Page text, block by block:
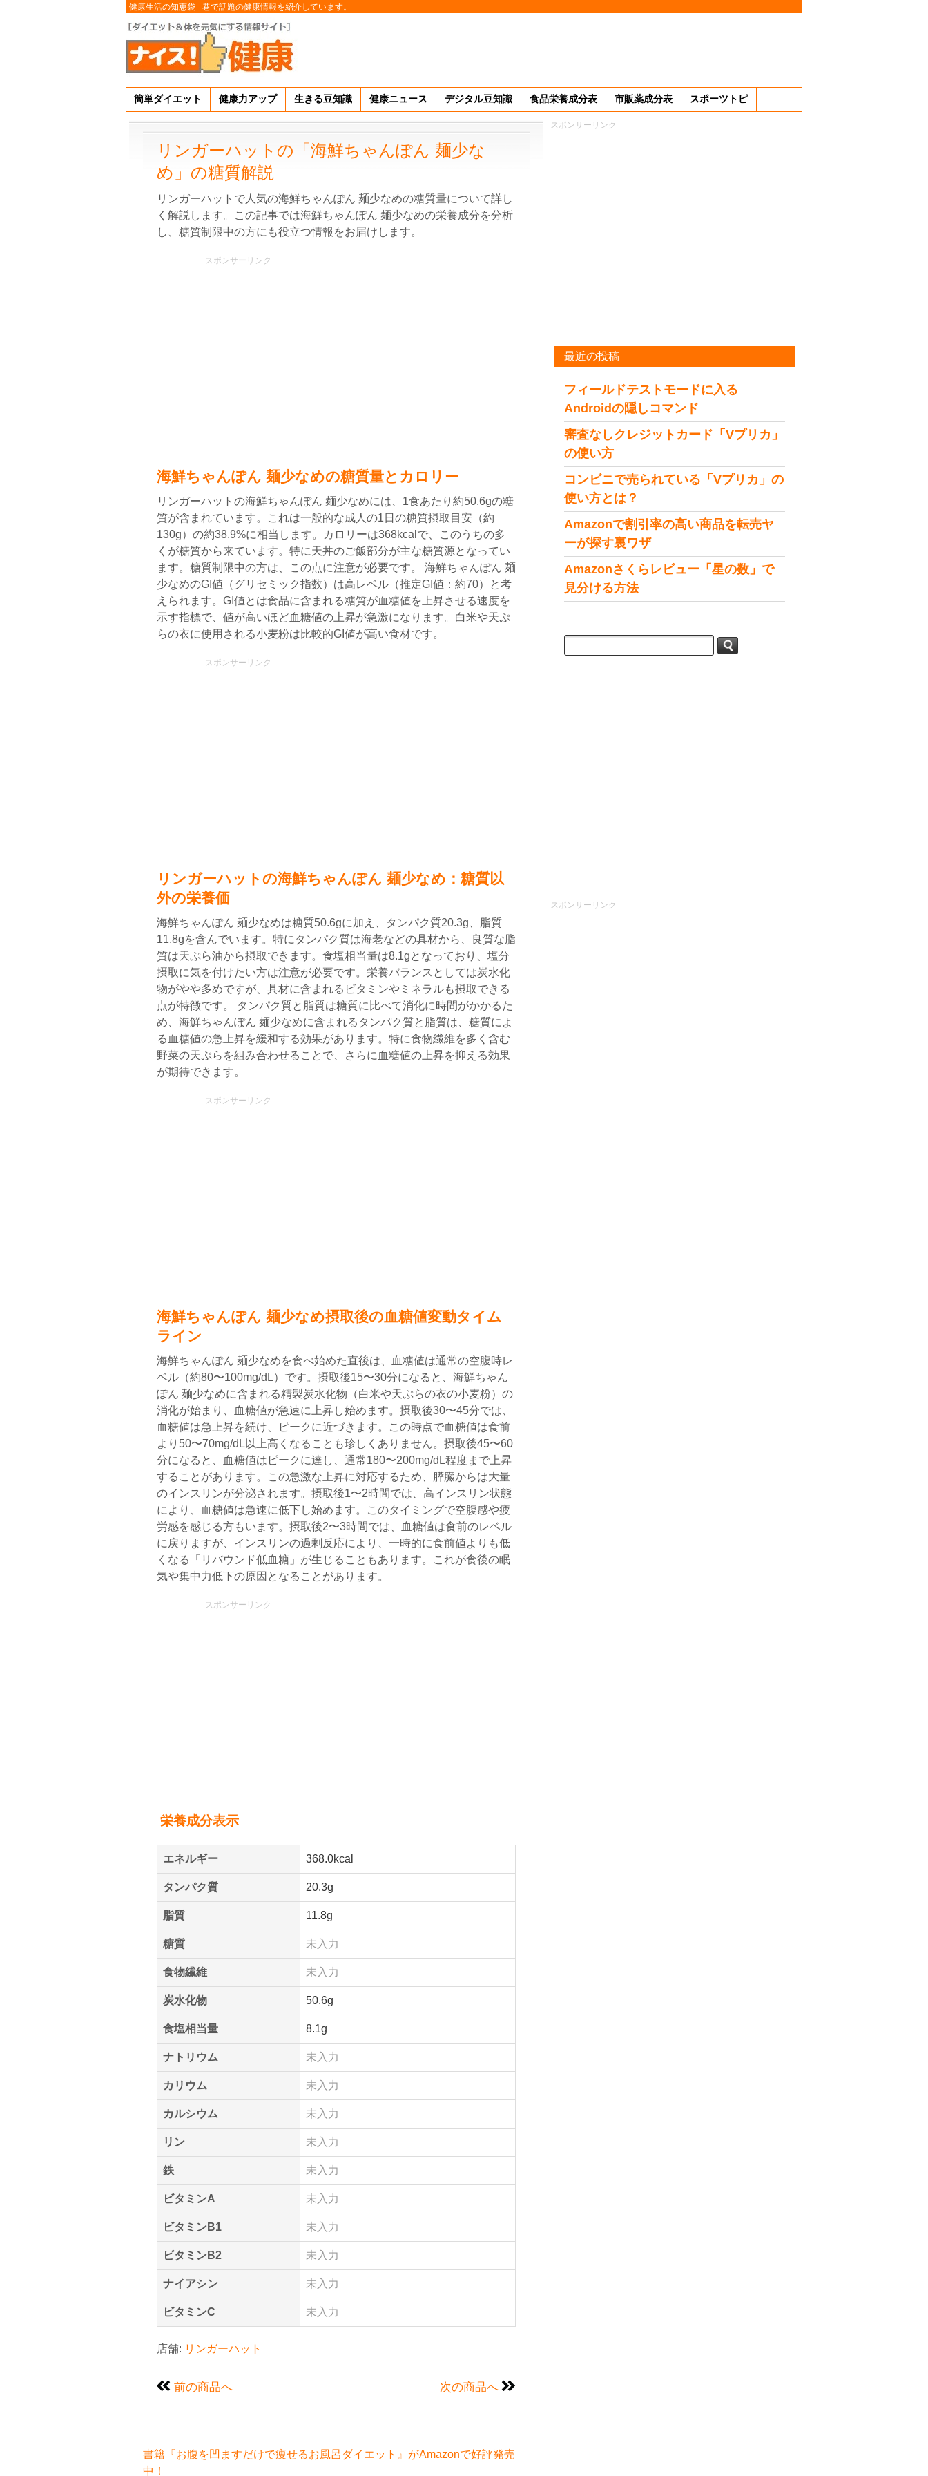
健康生活の知恵袋 巷で話題の健康情報を紹介しています。
簡単ダイエット 健康力アップ 生きる豆知識 健康ニュース デジタル豆知識 食品栄養成分表 市販薬成分表 スポーツトピ
リンガーハットの「海鮮ちゃんぽん 麺少な
め」の糖質解説
リンガーハットで人気の海鮮ちゃんぽん 麺少なめの糖質量について詳し
く解説します。この記事では海鮮ちゃんぽん 麺少なめの栄養成分を分析
し、糖質制限中の方にも役立つ情報をお届けします。
スポンサーリンク
海鮮ちゃんぽん 麺少なめの糖質量とカロリー
リンガーハットの海鮮ちゃんぽん 麺少なめには、1食あたり約50.6gの糖
質が含まれています。これは一般的な成人の1日の糖質摂取目安（約
130g）の約38.9%に相当します。カロリーは368kcalで、このうちの多
くが糖質から来ています。特に天丼のご飯部分が主な糖質源となってい
ます。糖質制限中の方は、この点に注意が必要です。 海鮮ちゃんぽん 麺
少なめのGI値（グリセミック指数）は高レベル（推定GI値：約70）と考
えられます。GI値とは食品に含まれる糖質が血糖値を上昇させる速度を
示す指標で、値が高いほど血糖値の上昇が急激になります。白米や天ぷ
らの衣に使用される小麦粉は比較的GI値が高い食材です。
スポンサーリンク
リンガーハットの海鮮ちゃんぽん 麺少なめ：糖質以
外の栄養価
海鮮ちゃんぽん 麺少なめは糖質50.6gに加え、タンパク質20.3g、脂質
11.8gを含んでいます。特にタンパク質は海老などの具材から、良質な脂
質は天ぷら油から摂取できます。食塩相当量は8.1gとなっており、塩分
摂取に気を付けたい方は注意が必要です。栄養バランスとしては炭水化
物がやや多めですが、具材に含まれるビタミンやミネラルも摂取できる
点が特徴です。 タンパク質と脂質は糖質に比べて消化に時間がかかるた
め、海鮮ちゃんぽん 麺少なめに含まれるタンパク質と脂質は、糖質によ
る血糖値の急上昇を緩和する効果があります。特に食物繊維を多く含む
野菜の天ぷらを組み合わせることで、さらに血糖値の上昇を抑える効果
が期待できます。
スポンサーリンク
海鮮ちゃんぽん 麺少なめ摂取後の血糖値変動タイム
ライン
海鮮ちゃんぽん 麺少なめを食べ始めた直後は、血糖値は通常の空腹時レ
ベル（約80〜100mg/dL）です。摂取後15〜30分になると、海鮮ちゃん
ぽん 麺少なめに含まれる精製炭水化物（白米や天ぷらの衣の小麦粉）の
消化が始まり、血糖値が急速に上昇し始めます。摂取後30〜45分では、
血糖値は急上昇を続け、ピークに近づきます。この時点で血糖値は食前
より50〜70mg/dL以上高くなることも珍しくありません。摂取後45〜60
分になると、血糖値はピークに達し、通常180〜200mg/dL程度まで上昇
することがあります。この急激な上昇に対応するため、膵臓からは大量
のインスリンが分泌されます。摂取後1〜2時間では、高インスリン状態
により、血糖値は急速に低下し始めます。このタイミングで空腹感や疲
労感を感じる方もいます。摂取後2〜3時間では、血糖値は食前のレベル
に戻りますが、インスリンの過剰反応により、一時的に食前値よりも低
くなる「リバウンド低血糖」が生じることもあります。これが食後の眠
気や集中力低下の原因となることがあります。
スポンサーリンク
栄養成分表示
エネルギー 368.0kcal
タンパク質 20.3g
脂質 11.8g
糖質 未入力
食物繊維 未入力
炭水化物 50.6g
食塩相当量 8.1g
ナトリウム 未入力
カリウム 未入力
カルシウム 未入力
リン 未入力
鉄 未入力
ビタミンA 未入力
ビタミンB1 未入力
ビタミンB2 未入力
ナイアシン 未入力
ビタミンC 未入力
店舗: リンガーハット
前の商品へ 次の商品へ
書籍『お腹を凹ますだけで痩せるお風呂ダイエット』がAmazonで好評発売
中！
スポンサーリンク
最近の投稿
フィールドテストモードに入る
Androidの隠しコマンド
審査なしクレジットカード「Vプリカ」
の使い方
コンビニで売られている「Vプリカ」の
使い方とは？
Amazonで割引率の高い商品を転売ヤ
ーが探す裏ワザ
Amazonさくらレビュー「星の数」で
見分ける方法
スポンサーリンク